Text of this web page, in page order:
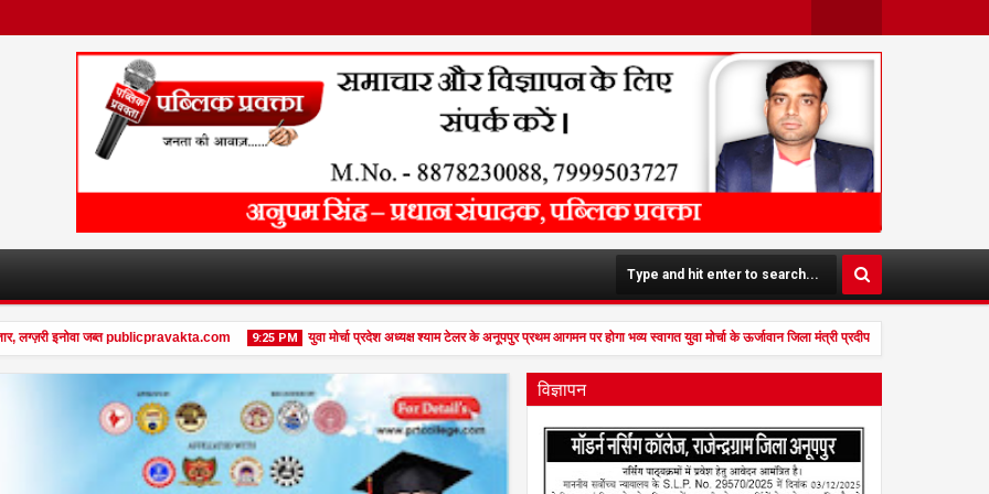
Twit
Face
Boo
K
लग्ज़री इनोवा जब्त publicpravakta.com 9:25 PM
Feb
युवा मोर्चा प्रदेश अध्यक्ष श्याम टेलर के अनूपपुर प्रथम आगमन पर होगा भव्य स्वागत युवा मोर्चा के ऊर्जावान जिला मंत्री प्रदीप मिश्रा ने सभी युवाओं से
विज्ञापन